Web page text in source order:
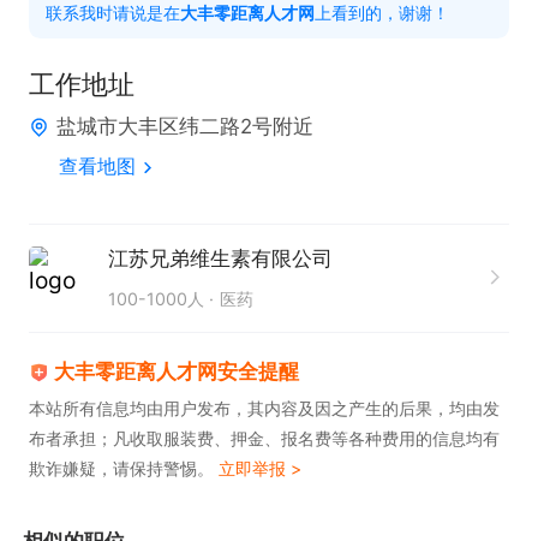
联系我时请说是在大丰零距离人才网 上看到的，谢谢！
工作地址
盐城市大丰区纬二路2号附近
查看地图
江苏兄弟维生素有限公司
100-1000人 医药
大丰零距离人才网安全提醒
本站所有信息均由用户发布，其内容及因之产生的后果，均由发
布者承担；凡收取服装费、押金、报名费等各种费用的信息均有
欺诈嫌疑，请保持警惕。 立即举报 >